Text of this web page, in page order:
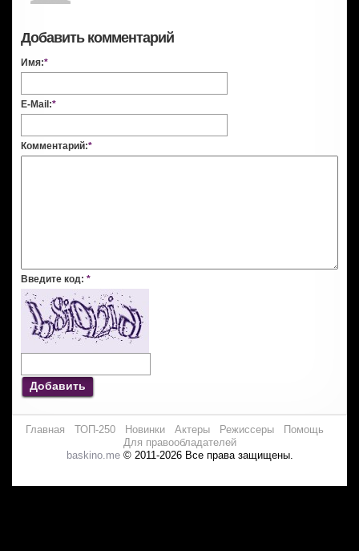
Добавить комментарий
Имя:*
E-Mail:*
Комментарий:*
Введите код: *
Добавить
Главная ТОП-250 Новинки Актеры Режиссеры
Помощь
Для правообладателей
baskino.me© 2011-2026 Все права защищены.